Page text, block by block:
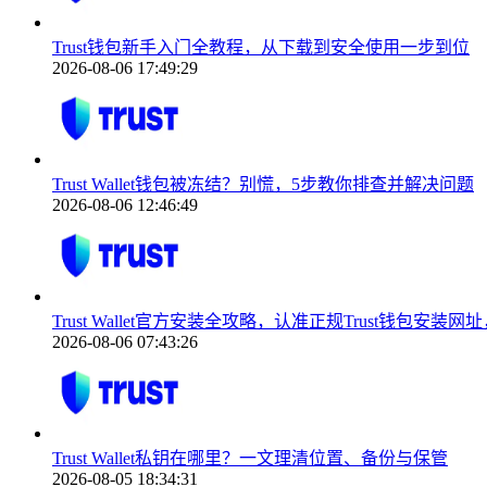
Trust钱包新手入门全教程，从下载到安全使用一步到位
2026-08-06 17:49:29
Trust Wallet钱包被冻结？别慌，5步教你排查并解决问题
2026-08-06 12:46:49
Trust Wallet官方安装全攻略，认准正规Trust钱包安装网
2026-08-06 07:43:26
Trust Wallet私钥在哪里？一文理清位置、备份与保管
2026-08-05 18:34:31